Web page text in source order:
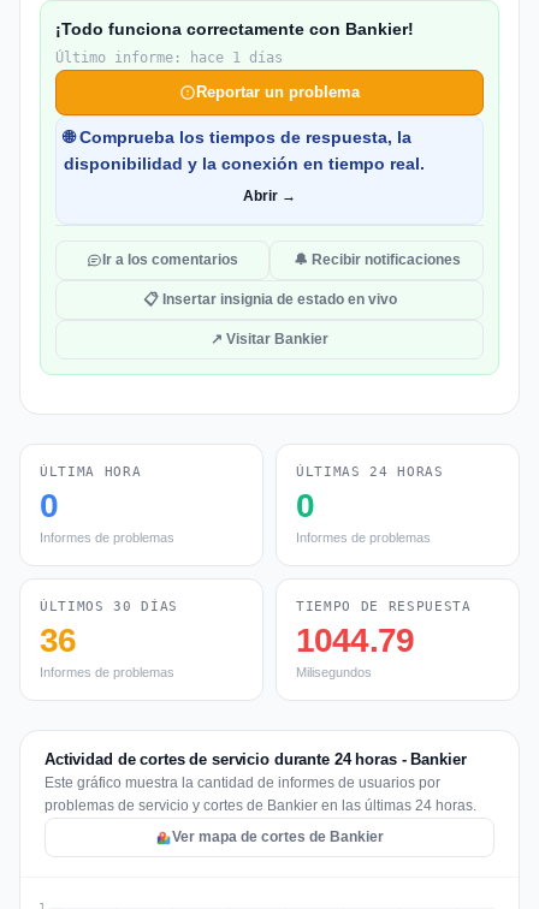
¡Todo funciona correctamente con Bankier!
Último informe: hace 1 días
Reportar un problema
🌐 Comprueba los tiempos de respuesta, la
disponibilidad y la conexión en tiempo real.
Abrir →
Ir a los comentarios 🔔 Recibir notificaciones
📋 Insertar insignia de estado en vivo
↗ Visitar Bankier
ÚLTIMA HORA
0
Informes de problemas
ÚLTIMAS 24 HORAS
0
Informes de problemas
ÚLTIMOS 30 DÍAS
36
Informes de problemas
TIEMPO DE RESPUESTA
1044.79
Milisegundos
Actividad de cortes de servicio durante 24 horas - Bankier
Este gráfico muestra la cantidad de informes de usuarios por
problemas de servicio y cortes de Bankier en las últimas 24 horas.
Ver mapa de cortes de Bankier